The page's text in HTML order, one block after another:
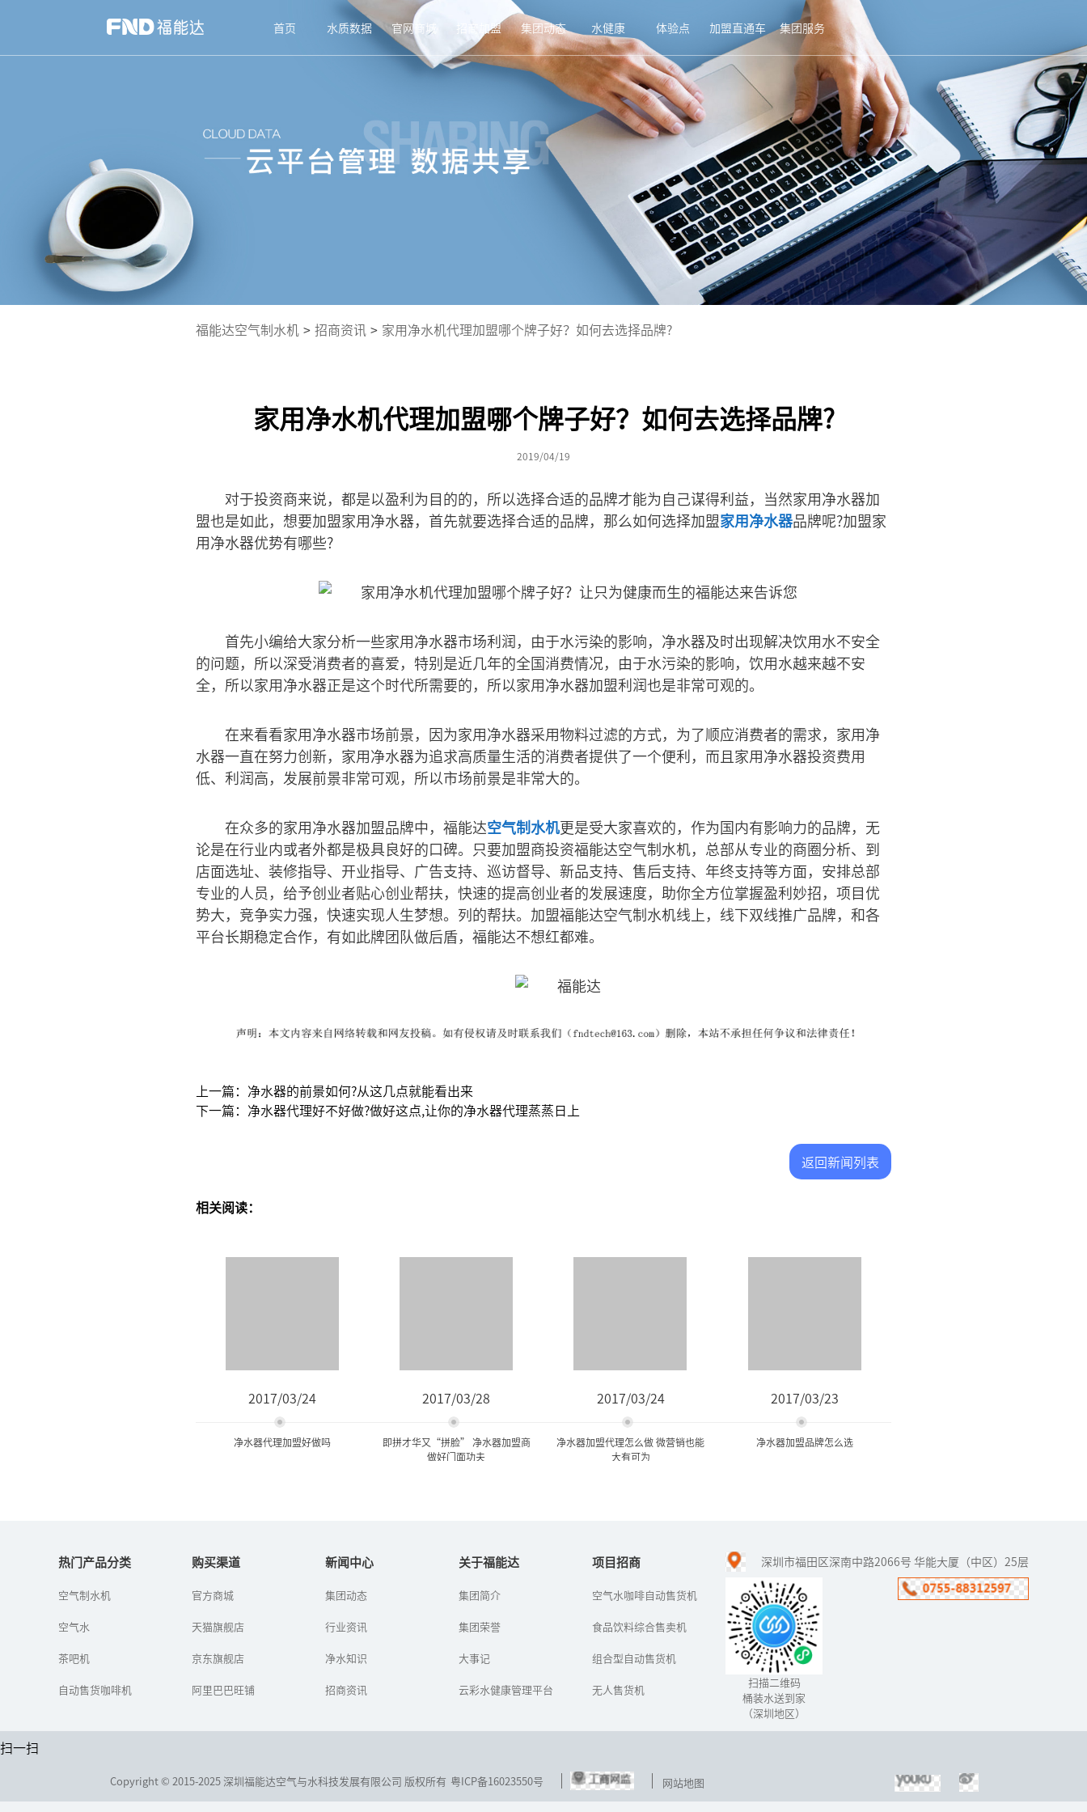
首页 水质数据 官网商城 招商加盟 集团动态 水健康 体验点 加盟直通车 集团服务
福能达空气制水机 > 招商资讯 > 家用净水机代理加盟哪个牌子好？如何去选择品牌?
家用净水机代理加盟哪个牌子好？如何去选择品牌?
2019/04/19
对于投资商来说，都是以盈利为目的的，所以选择合适的品牌才能为自己谋得利益，当然家用净水器加
盟也是如此，想要加盟家用净水器，首先就要选择合适的品牌，那么如何选择加盟家用净水器品牌呢?加盟家
用净水器优势有哪些?
首先小编给大家分析一些家用净水器市场利润，由于水污染的影响，净水器及时出现解决饮用水不安全
的问题，所以深受消费者的喜爱，特别是近几年的全国消费情况，由于水污染的影响，饮用水越来越不安
全，所以家用净水器正是这个时代所需要的，所以家用净水器加盟利润也是非常可观的。
在来看看家用净水器市场前景，因为家用净水器采用物料过滤的方式，为了顺应消费者的需求，家用净
水器一直在努力创新，家用净水器为追求高质量生活的消费者提供了一个便利，而且家用净水器投资费用
低、利润高，发展前景非常可观，所以市场前景是非常大的。
在众多的家用净水器加盟品牌中，福能达空气制水机更是受大家喜欢的，作为国内有影响力的品牌，无
论是在行业内或者外都是极具良好的口碑。只要加盟商投资福能达空气制水机，总部从专业的商圈分析、到
店面选址、装修指导、开业指导、广告支持、巡访督导、新品支持、售后支持、年终支持等方面，安排总部
专业的人员，给予创业者贴心创业帮扶，快速的提高创业者的发展速度，助你全方位掌握盈利妙招，项目优
势大，竞争实力强，快速实现人生梦想。列的帮扶。加盟福能达空气制水机线上，线下双线推广品牌，和各
平台长期稳定合作，有如此牌团队做后盾，福能达不想红都难。
上一篇：净水器的前景如何?从这几点就能看出来
下一篇：净水器代理好不好做?做好这点,让你的净水器代理蒸蒸日上
返回新闻列表
相关阅读：
2017/03/24
净水器代理加盟好做吗
开始，一直以骄人的姿态
了相当大的成绩。但随着
烈化，生产...
2017/03/28
即拼才华又“拼脸” 净水器加盟商
做好门面功夫
在拼脸的时代，我们既要
好的做好净水器的销售。
功夫做足了，谁就能掌握
2017/03/24
净水器加盟代理怎么做 微营销也能
大有可为
当下，人人都有一部智能
现上网、刷微博、玩微
碎的时间。因此，净水器
2017/03/23
净水器加盟品牌怎么选
在净水器行业，招商是开
拓市场的关键，企业一般
都会推出诸多优惠和扶持
政策，吸引净水器加盟经
销商的加盟。不过，近年
来也出现净...
热门产品分类
空气制水机
空气水
茶吧机
自动售货咖啡机
购买渠道
官方商城
天猫旗舰店
京东旗舰店
阿里巴巴旺铺
新闻中心
集团动态
行业资讯
净水知识
招商资讯
关于福能达
集团简介
集团荣誉
大事记
云彩水健康管理平台
项目招商
空气水咖啡自动售货机
食品饮料综合售卖机
组合型自动售货机
无人售货机
深圳市福田区深南中路2066号 华能大厦（中区）25层
扫描二维码
桶装水送到家
（深圳地区）
扫一扫
Copyright © 2015-2025 深圳福能达空气与水科技发展有限公司 版权所有 粤ICP备16023550号 网站地图